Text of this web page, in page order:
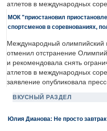
атлетов в международных
МОК "приостановил
спортсменов в соревнованиях,
Международный
отменил отстранение
и рекомендовала снять
атлетов в международных
заявление опубликовала
ВКУСНЫЙ РАЗДЕЛ
Юлия Дианова: Не просто завтрак